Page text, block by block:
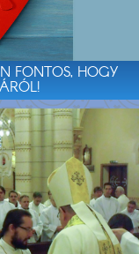
FONTOS, HOGY